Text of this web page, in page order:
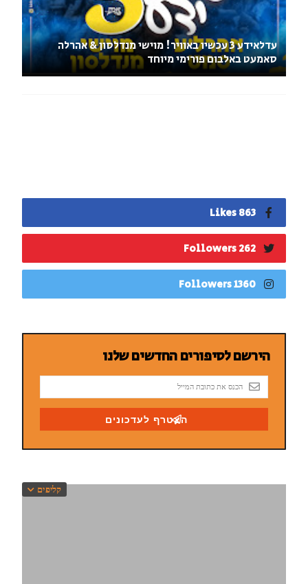
עדלאידע 3 עכשיו באוויר! מוישי מנדלסון & אהרלה
סאמעט באלבום פורימי מיוחד
863 Likes
262 Followers
1360 Followers
קליפים